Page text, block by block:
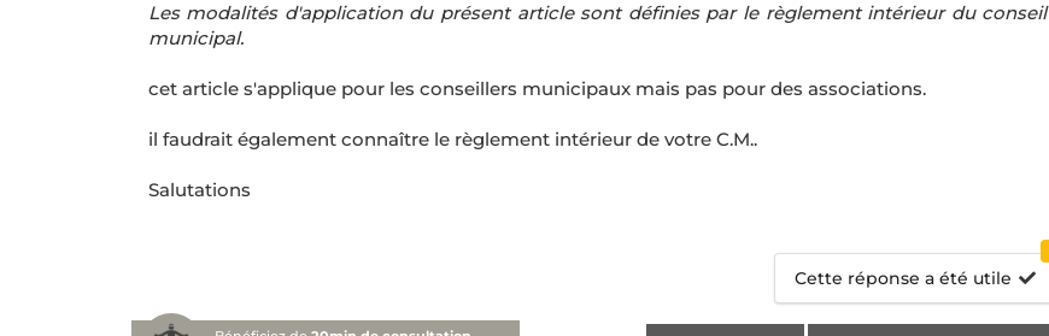
Les modalités d'application du présent article sont définies par le règlement intérieur du conseil
municipal.
cet article s'applique pour les conseillers municipaux mais pas pour des associations.
il faudrait également connaître le règlement intérieur de votre C.M..
Salutations
Cette réponse a été utile